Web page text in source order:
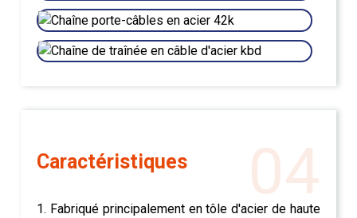
04
Caractéristiques
1. Fabriqué principalement en tôle d'acier de haute